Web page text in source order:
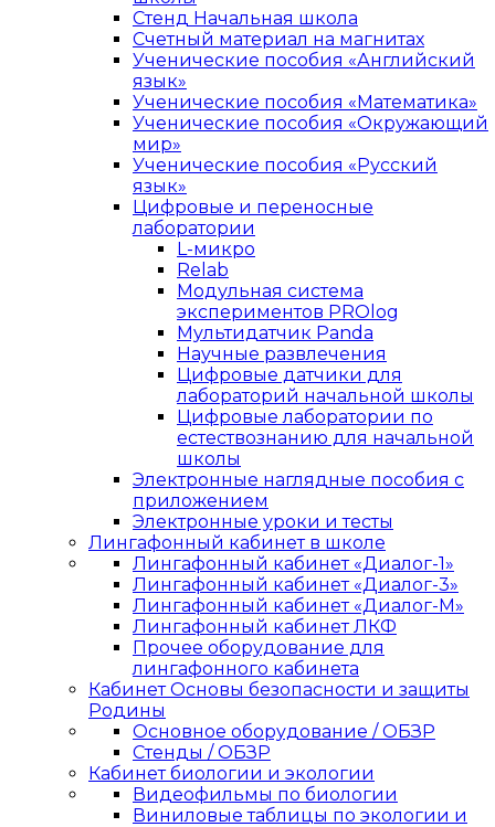
Стенд Начальная школа
Счетный материал на магнитах
Ученические пособия «Английский
язык»
Ученические пособия «Математика»
Ученические пособия «Окружающий
мир»
Ученические пособия «Русский
язык»
Цифровые и переносные
лаборатории
L-микро
Relab
Модульная система
экспериментов PROlog
Мультидатчик Panda
Научные развлечения
Цифровые датчики для
лабораторий начальной школы
Цифровые лаборатории по
естествознанию для начальной
школы
Электронные наглядные пособия с
приложением
Электронные уроки и тесты
Лингафонный кабинет в школе
Лингафонный кабинет «Диалог-1»
Лингафонный кабинет «Диалог-3»
Лингафонный кабинет «Диалог-М»
Лингафонный кабинет ЛКФ
Прочее оборудование для
лингафонного кабинета
Кабинет Основы безопасности и защиты
Родины
Основное оборудование / ОБЗР
Стенды / ОБЗР
Кабинет биологии и экологии
Видеофильмы по биологии
Виниловые таблицы по экологии и